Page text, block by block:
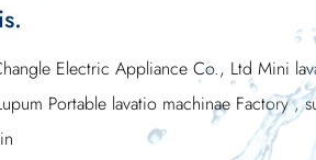
Electric Appliance Co., Ltd Mini
Portable lavatio machinae Factory,